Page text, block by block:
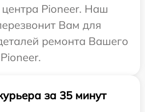
центра Pioneer. Наш
Вам для
ремонта Вашего
за 35 минут